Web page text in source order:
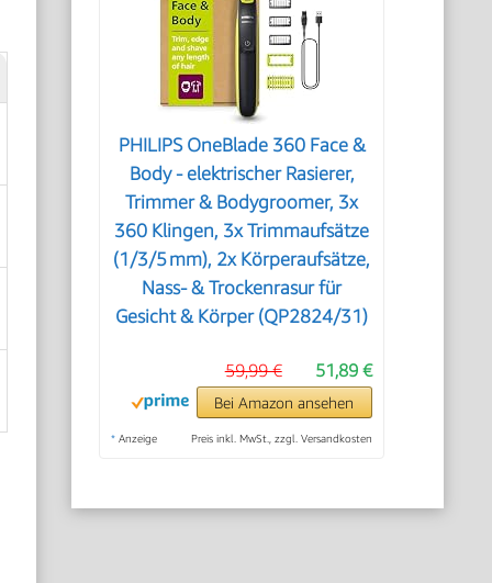
PHILIPS OneBlade 360 Face &
Body - elektrischer Rasierer,
Trimmer & Bodygroomer, 3x
360 Klingen, 3x Trimmaufsätze
(1/3/5 mm), 2x Körperaufsätze,
Nass- & Trockenrasur für
Gesicht & Körper (QP2824/31)
51,89 €
59,99 €
Bei Amazon ansehen
* Anzeige Preis inkl. MwSt., zzgl. Versandkosten